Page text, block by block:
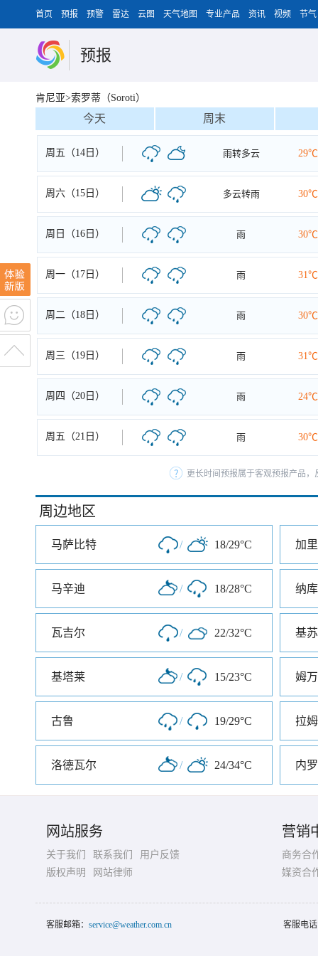
首页 预报 预警 雷达 云图 天气地图 专业产品 资讯 视频 节气
预报
肯尼亚>索罗蒂（Soroti）
今天 周末
周五（14日） 雨转多云 29℃
周六（15日） 多云转雨 30℃
周日（16日） 雨 30℃
周一（17日） 雨 31℃
周二（18日） 雨 30℃
周三（19日） 雨 31℃
周四（20日） 雨 24℃
周五（21日） 雨 30℃
更长时间预报属于客观预报产品
周边地区
马萨比特 / 18/29°C 加
马辛迪 / 18/28°C 纳
瓦吉尔 / 22/32°C 基
基塔莱 / 15/23°C 姆
古鲁 / 19/29°C 拉姆
洛德瓦尔 / 24/34°C 内
网站服务
关于我们 联系我们
用户反馈
版权声明
网站律师
营销
商务合
媒资合
客服邮箱： service@weather.com.cn 客服电